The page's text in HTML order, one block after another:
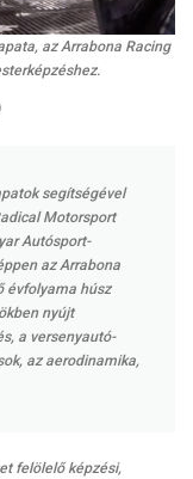
az Arrabona Racing
segítségével
Motorsport
Autósport-
az Arrabona
évfolyama húsz
nyújt
a versenyautó-
az aerodinamika,
felölelő képzési,